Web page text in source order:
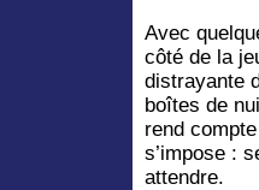
Avec
côté de la
distrayante
boîtes de
rend
s’impose :
attendre.